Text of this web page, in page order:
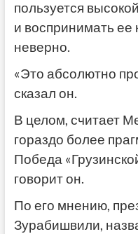
пользуется
и воспринимать ее
неверно.
«Это абсолютно
сказал он.
В целом, считает
гораздо более
Победа
говорит он.
По его мнению,
Зурабишвили,